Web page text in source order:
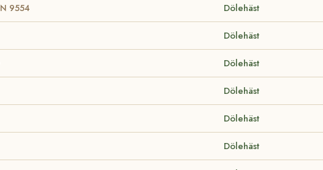
N 9554 Dölehäst
Dölehäst
Dölehäst
Dölehäst
Dölehäst
Dölehäst